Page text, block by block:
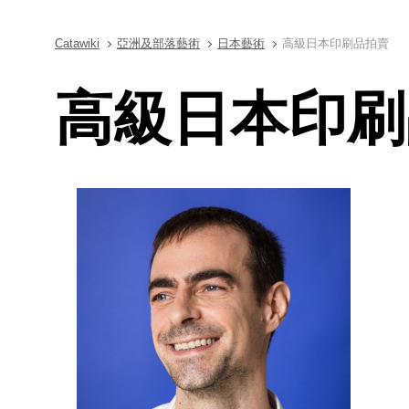
Catawiki 亞洲及部落藝術 日本藝術 高級日本印刷品拍賣
高級日本印